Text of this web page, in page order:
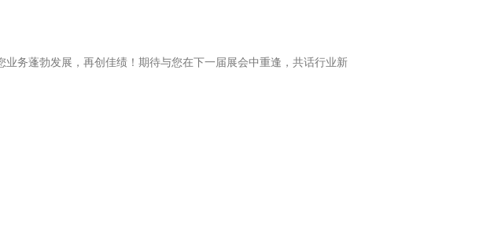
务蓬勃发展，再创佳绩！期待与您在下一届展会中重逢，共话行业新